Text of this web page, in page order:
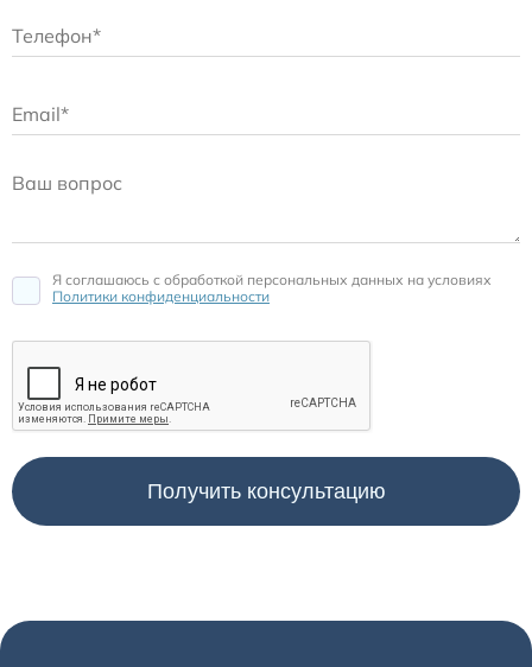
Я соглашаюсь c обработкой персональных данных на условиях
Политики конфиденциальности